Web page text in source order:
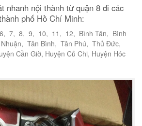
nhanh nội thành từ quận 8 đi các
phố Hồ Chí Minh:
7, 8, 9, 10, 11, 12, Bình Tân, Bình
Tân Bình, Tân Phú, Thủ Đức,
Cần Giờ, Huyện Củ Chi, Huyện Hóc